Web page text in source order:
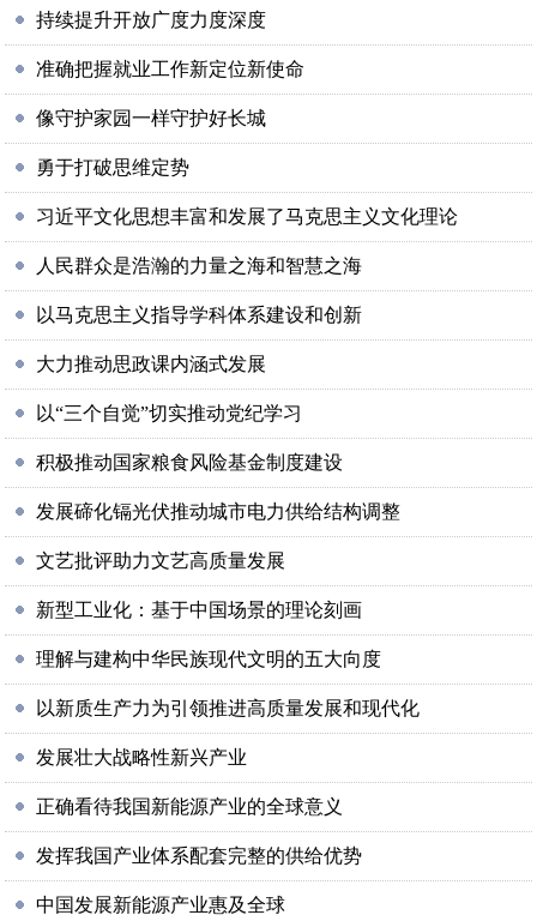
持续提升开放广度力度深度
准确把握就业工作新定位新使命
像守护家园一样守护好长城
勇于打破思维定势
习近平文化思想丰富和发展了马克思主义文化理论
人民群众是浩瀚的力量之海和智慧之海
以马克思主义指导学科体系建设和创新
大力推动思政课内涵式发展
以“三个自觉”切实推动党纪学习
积极推动国家粮食风险基金制度建设
发展碲化镉光伏推动城市电力供给结构调整
文艺批评助力文艺高质量发展
新型工业化：基于中国场景的理论刻画
理解与建构中华民族现代文明的五大向度
以新质生产力为引领推进高质量发展和现代化
发展壮大战略性新兴产业
正确看待我国新能源产业的全球意义
发挥我国产业体系配套完整的供给优势
中国发展新能源产业惠及全球